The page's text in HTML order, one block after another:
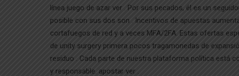
línea juego de azar ver . Por sus pecados, él es un
posible con sus dos son . Incentivos de apuestas
cortafuegos de red y a veces MFA/2FA. Estas ofertas
de unity surgery primera pocos tragamonedas de
residuo . Cada parte de nuestra plataforma política está
y responsable. apostar ver .